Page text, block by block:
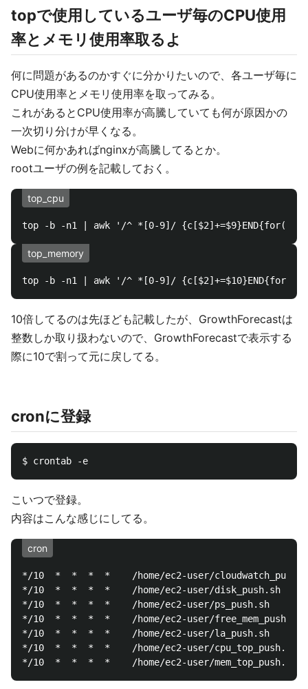
topで使用しているユーザ毎のCPU使用
率とメモリ使用率取るよ
何に問題があるのかすぐに分かりたいので、各ユーザ毎に
CPU使用率とメモリ使用率を取ってみる。
これがあるとCPU使用率が高騰していても何が原因かの
一次切り分けが早くなる。
Webに何かあればnginxが高騰してるとか。
rootユーザの例を記載しておく。
top_cpu
top_memory
10倍してるのは先ほども記載したが、GrowthForecastは
整数しか取り扱わないので、GrowthForecastで表示する
際に10で割って元に戻してる。
cronに登録
こいつで登録。
内容はこんな感じにしてる。
cron
*/10  *  *  *  *	/home/ec2-user/cloudwatch_push.sh
*/10  *  *  *  *	/home/ec2-user/disk_push.sh
*/10  *  *  *  *	/home/ec2-user/ps_push.sh
*/10  *  *  *  *	/home/ec2-user/free_mem_push.sh
*/10  *  *  *  *	/home/ec2-user/la_push.sh
*/10  *  *  *  *	/home/ec2-user/cpu_top_push.sh